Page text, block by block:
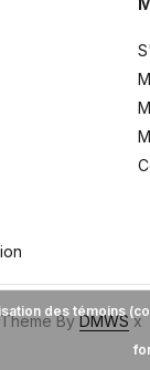
ByDMWSx
des témoins